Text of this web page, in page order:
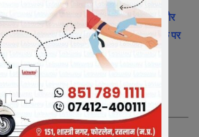
रतलामी फीवर
के व्हाट्सएप ग्रुप में जुड़ने और
अपने को अपडेट रखने के लिए, ऊपर दी गयी लिंक पर
क्लिक करे|
अपने मित्रो साथियों को भी जोड़े|